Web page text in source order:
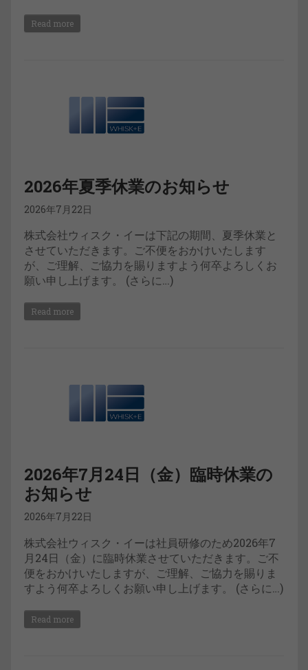
Read more
2026年夏季休業のお知らせ
2026年7月22日
株式会社ウィスク・イーは下記の期間、夏季休業と
させていただきます。ご不便をおかけいたします
が、ご理解、ご協力を賜りますよう何卒よろしくお
願い申し上げます。 (さらに…)
Read more
2026年7月24日（金）臨時休業の
お知らせ
2026年7月22日
株式会社ウィスク・イーは社員研修のため2026年7
月24日（金）に臨時休業させていただきます。ご不
便をおかけいたしますが、ご理解、ご協力を賜りま
すよう何卒よろしくお願い申し上げます。 (さらに…)
Read more